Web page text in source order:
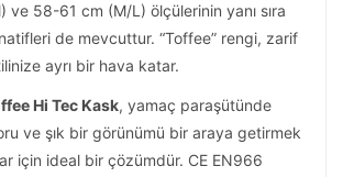
58-61 cm (M/L) ölçülerinin yanı sıra
de mevcuttur. “Toffee” rengi, zarif
ayrı bir hava katar.
Hi Tec Kask, yamaç paraşütünde
ve şık bir görünümü bir araya getirmek
için ideal bir çözümdür. CE EN966